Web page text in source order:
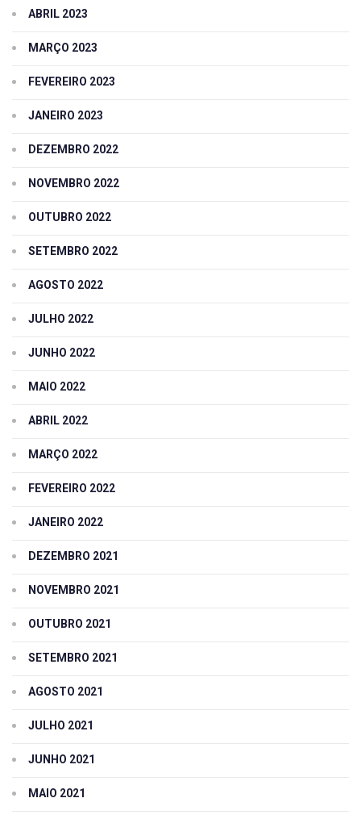
ABRIL 2023
MARÇO 2023
FEVEREIRO 2023
JANEIRO 2023
DEZEMBRO 2022
NOVEMBRO 2022
OUTUBRO 2022
SETEMBRO 2022
AGOSTO 2022
JULHO 2022
JUNHO 2022
MAIO 2022
ABRIL 2022
MARÇO 2022
FEVEREIRO 2022
JANEIRO 2022
DEZEMBRO 2021
NOVEMBRO 2021
OUTUBRO 2021
SETEMBRO 2021
AGOSTO 2021
JULHO 2021
JUNHO 2021
MAIO 2021